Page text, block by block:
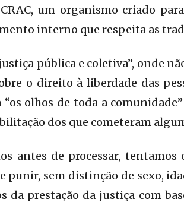
um organismo criado
interno que respeita as
pública e coletiva”, onde
o direito à liberdade das
olhos de toda a
dos que cometeram
antes de processar,
punir, sem distinção de sexo,
da prestação da justiça com